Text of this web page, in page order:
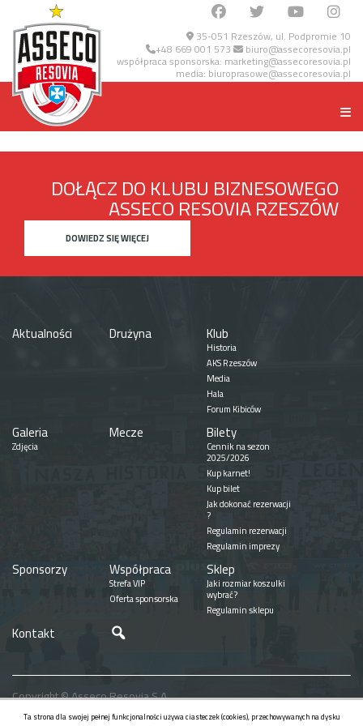
35-051 Rzeszów, ul. Podpromie 10
+48 669 001 573 biuro@assecoresovia.pl
współpraca sponsorska: marketing@assecoresovia.pl
media: biuroprasowe@assecoresovia.pl
DOŁĄCZ DO KLUBU BIZNESOWEGO
ASSECO RESOVIA RZESZÓW
DOWIEDZ SIĘ WIĘCEJ
Aktualności Drużyna Klub
Historia
AKS Rzeszów
Media
Hala
Forum Kibiców
Galeria
Zdjęcia
Mecze Bilety
Cennik na sezon
2025/2026
Kup karnet!
Kup bilet
Jak dokonać rezerwacji
?
Regulamin rezerwacji
Regulamin imprezy
Sponsorzy Współpraca
Strefa VIP
Oferta sponsorska
Sklep
Jaki rozmiar koszulki
wybrać?
Regulamin sklepu
Kontakt
Copyright © Asseco Resovia S.A.
Realizacja
Ta strona dla swojej pełnej funkcjonalności używa ciasteczek (cookies), przechowywanych na dysku